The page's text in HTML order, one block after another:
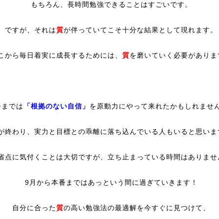
もちろん、長時間勉強できることはすごいです。
ですが、それは質が伴っていてこそ十分な結果として現れます。
から毎日着実に成長するためには、 質を磨いていく必要がありま
では 「根拠のない自信」 を原動力にやって来れたかもしれません
終わり、実力と目標との乖離に落ち込んでいる人もいると思いま
点に気付くことは大切ですが、立ち止まっている時間はありませ
9月から本番まではあっという間に過ぎていきます！
自分に合った質の高い勉強法の最適解を今すぐに見つけて、